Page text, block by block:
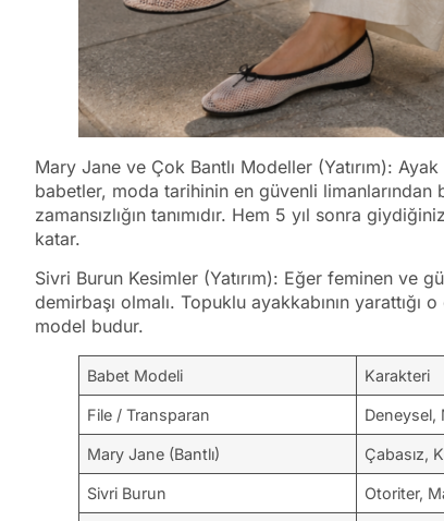
Mary Jane ve Çok Bantlı Modeller (Yatırım):
babetler, moda tarihinin en güvenli
zamansızlığın tanımıdır. Hem 5 yıl sonra
katar.
Sivri Burun Kesimler (Yatırım): Eğer feminen ve
demirbaşı olmalı. Topuklu ayakkabının
model budur.
Babet Modeli Karakteri
File / Transparan Deneysel,
Mary Jane (Bantlı) Çabasız,
Sivri Burun Otoriter,